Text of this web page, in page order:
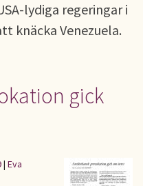
lydiga regeringar i
knäcka Venezuela.
gick
| Eva